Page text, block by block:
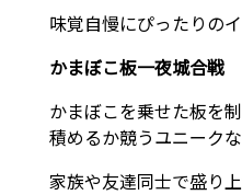
味覚自慢にぴったりのイ
かまぼこ板一夜城合戦
かまぼこを乗せた板を
積めるか競うユニーク
家族や友達同士で盛り上